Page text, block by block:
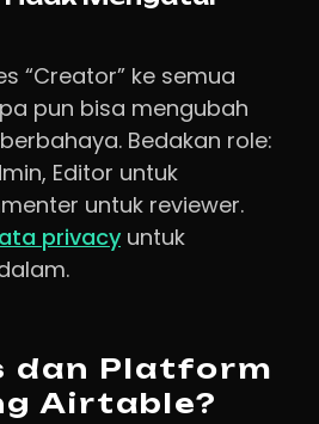
“Creator” ke semua
pun bisa mengubah
Bedakan role:
Editor untuk
untuk reviewer.
privacy untuk
dan Platform
Airtable?